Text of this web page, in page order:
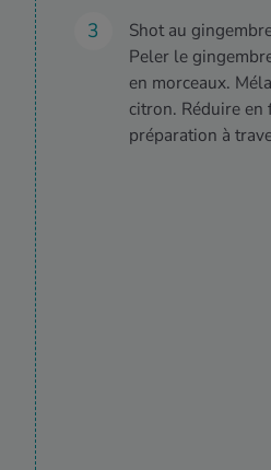
Shot au
Peler le
en morceaux.
citron. Réduire
préparation à